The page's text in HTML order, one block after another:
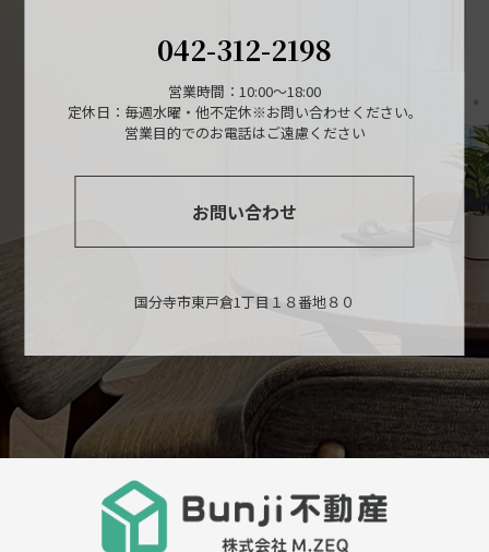
042-312-2198
営業時間：10:00～18:00
定休日：毎週水曜・他不定休※お問い合わせください。
営業目的でのお電話はご遠慮ください
お問い合わせ
国分寺市東戸倉1丁目１８番地８０